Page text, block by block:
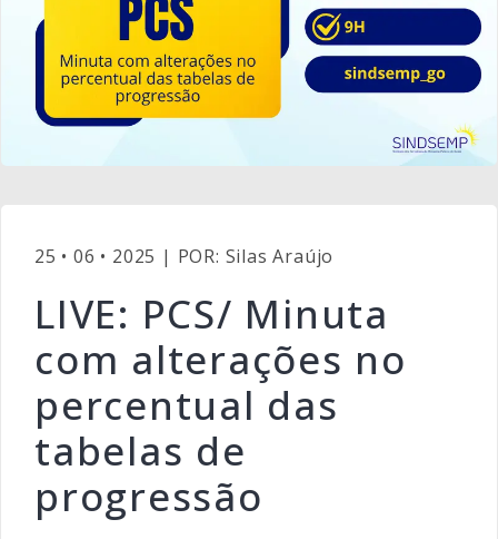
25 • 06 • 2025 | POR: Silas Araújo
LIVE: PCS/ Minuta
com alterações no
percentual das
tabelas de
progressão